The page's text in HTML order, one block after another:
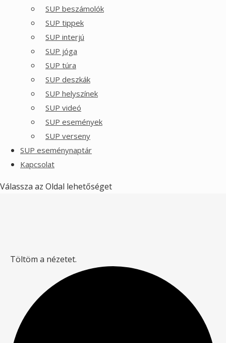
SUP beszámolók
SUP tippek
SUP interjú
SUP jóga
SUP túra
SUP deszkák
SUP helyszínek
SUP videó
SUP események
SUP verseny
SUP eseménynaptár
Kapcsolat
Válassza az Oldal lehetőséget
Töltöm a nézetet.